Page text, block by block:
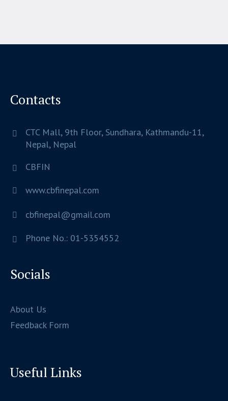
Contacts
CTC Mall, 9th Floor, Sundhara, Kathmandu-11,
Nepal, Nepal
CBFIN
www.cbfinepal.com
cbfinepal@gmail.com
Phone No.: 01-5354552
Socials
About Us
Feedback Form
Useful Links